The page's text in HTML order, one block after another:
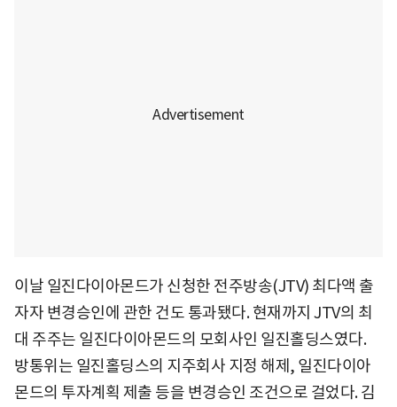
이날 일진다이아몬드가 신청한 전주방송(JTV) 최다액 출
자자 변경승인에 관한 건도 통과됐다. 현재까지 JTV의 최
대 주주는 일진다이아몬드의 모회사인 일진홀딩스였다.
방통위는 일진홀딩스의 지주회사 지정 해제, 일진다이아
몬드의 투자계획 제출 등을 변경승인 조건으로 걸었다. 김